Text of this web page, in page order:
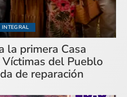
INTEGRAL
la primera Casa
del Pueblo
de reparación